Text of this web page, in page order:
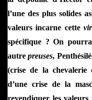
l’une des plus solides
valeurs incarne cette
spécifique ? On
autrepreuses,
(crise de la chevalerie
d’une crise de la